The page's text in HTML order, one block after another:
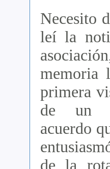
Necesito
leí la
memoria
primera
de un
acuerdo
de la